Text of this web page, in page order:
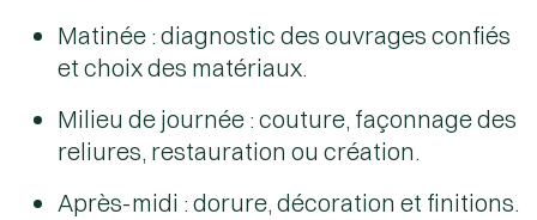
Matinée : diagnostic des ouvrages confiés
et choix des matériaux.
Milieu de journée : couture, façonnage des
reliures, restauration ou création.
Après-midi : dorure, décoration et finitions.